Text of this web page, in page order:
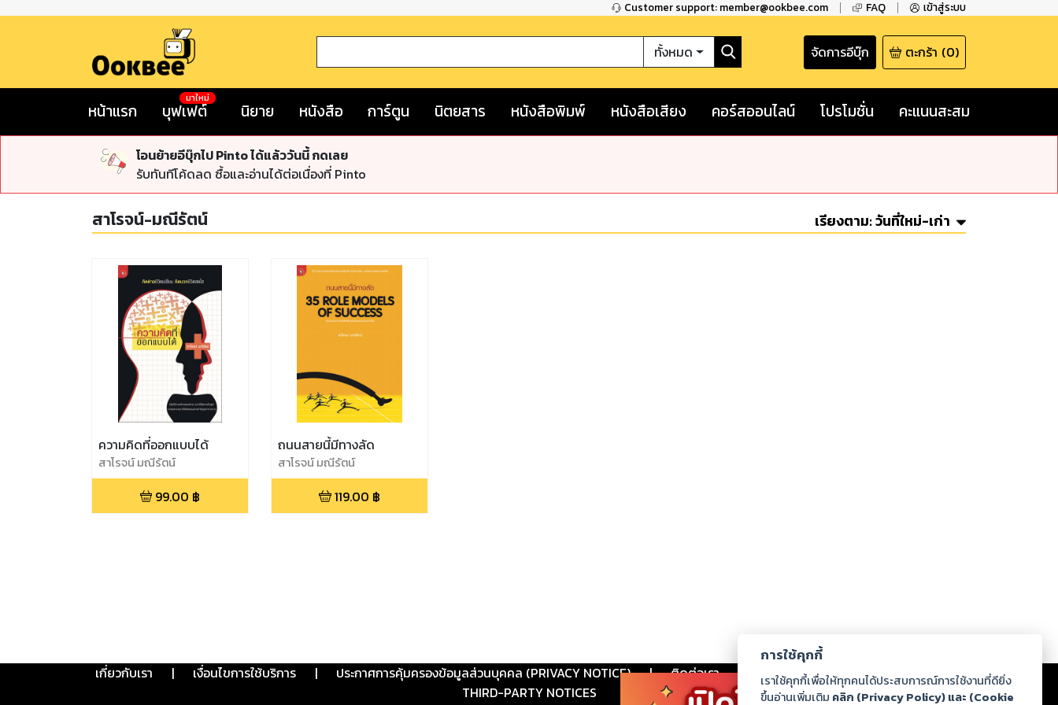
Customer support: member@ookbee.com FAQ เข้าสู่ระบบ
ทั้งหมด จัดการอีบุ๊ก ตะกร้า (0)
หน้าแรก บุฟเฟต์
มาใหม่
นิยาย หนังสือ การ์ตูน นิตยสาร หนังสือพิมพ์ หนังสือเสียง คอร์สออนไลน์ โปรโมชั่น คะแนนสะสม
โอนย้ายอีบุ๊กไป Pinto ได้แล้ววันนี้ กดเลย
รับทันทีโค้ดลด ซื้อและอ่านได้ต่อเนื่องที่ Pinto
สาโรจน์-มณีรัตน์ เรียงตาม:วันที่ใหม่-เก่า
ความคิดที่ออกแบบได้
สาโรจน์ มณีรัตน์
99.00 ฿
ถนนสายนี้มีทางลัด
สาโรจน์ มณีรัตน์
119.00 ฿
เกี่ยวกับเรา | เงื่อนไขการใช้บริการ | ประกาศการคุ้มครองข้อมูลส่วนบุคคล (PRIVACY NOTICE) | ติดต่อเรา ร่วมงานกับเรา ดาวน์โหลด
THIRD-PARTY NOTICES
การใช้คุกกี้
เราใช้คุกกี้เพื่อให้ทุกคนได้ประสบการณ์การใช้งานที่ดียิ่ง
ขึ้นอ่านเพิ่มเติม คลิก (Privacy Policy) และ (Cookie